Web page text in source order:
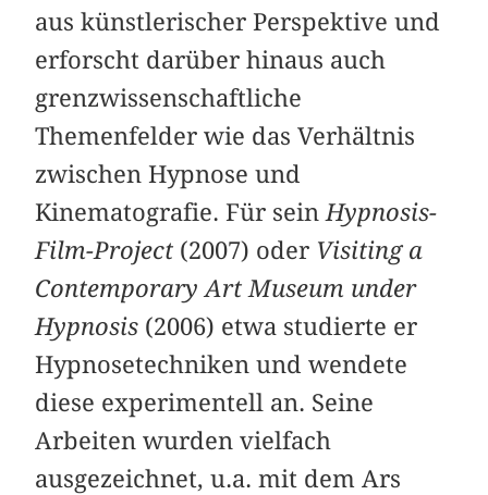
aus künstlerischer Perspektive und
erforscht darüber hinaus auch
grenzwissenschaftliche
Themenfelder wie das Verhältnis
zwischen Hypnose und
Kinematografie. Für sein Hypnosis-
Film-Project (2007) oder Visiting a
Contemporary Art Museum under
Hypnosis (2006) etwa studierte er
Hypnosetechniken und wendete
diese experimentell an. Seine
Arbeiten wurden vielfach
ausgezeichnet, u.a. mit dem Ars